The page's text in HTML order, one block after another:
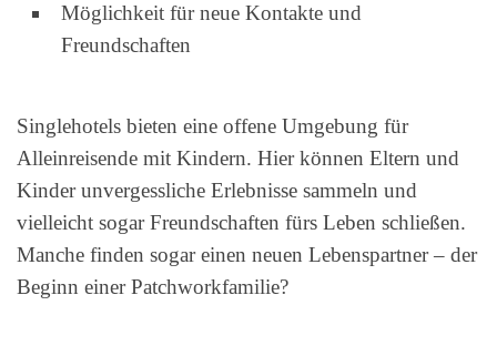
Möglichkeit für neue Kontakte und
Freundschaften
Singlehotels bieten eine offene Umgebung für
Alleinreisende mit Kindern. Hier können Eltern und
Kinder unvergessliche Erlebnisse sammeln und
vielleicht sogar Freundschaften fürs Leben schließen.
Manche finden sogar einen neuen Lebenspartner – der
Beginn einer Patchworkfamilie?